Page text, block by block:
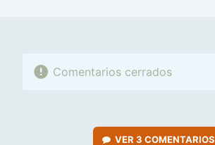
Comentarios cerrados
VER 3 COMENTARIOS